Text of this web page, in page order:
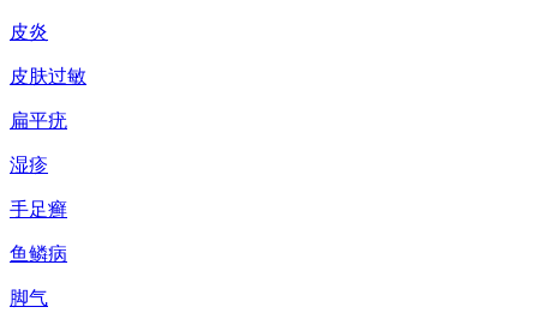
皮炎
皮肤过敏
扁平疣
湿疹
手足癣
鱼鳞病
脚气